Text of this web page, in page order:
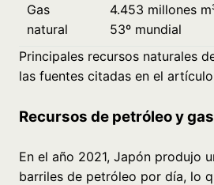
Gas
natural
4.453 millones
53º mundial
Principales recursos naturales
las fuentes citadas en el
Recursos de petróleo y
En el año 2021, Japón produjo
barriles de petróleo por día, lo